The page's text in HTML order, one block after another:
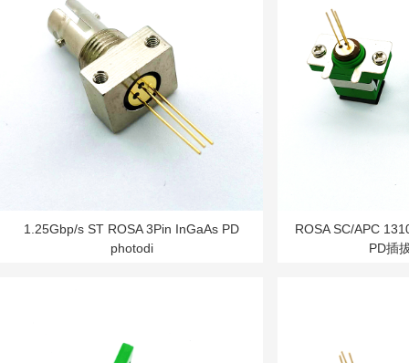
1.25Gbp/s ST ROSA 3Pin InGaAs PD
photodi
ROSA SC/APC
PD插